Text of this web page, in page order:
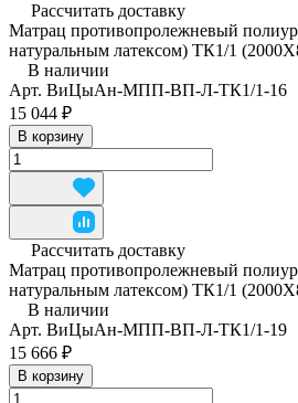
Рассчитать доставку
Матрац противопролежневый
натуральным латексом) ТК1/1
В наличии
Арт. ВиЦыАн-МПП-ВП-Л-ТК1/1-16
15 044 ₽
В корзину
Рассчитать доставку
Матрац противопролежневый
натуральным латексом) ТК1/1
В наличии
Арт. ВиЦыАн-МПП-ВП-Л-ТК1/1-19
15 666 ₽
В корзину